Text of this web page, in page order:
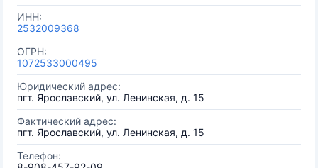
ИНН:
2532009368
ОГРН:
1072533000495
Юридический адрес:
пгт. Ярославский, ул. Ленинская, д. 15
Фактический адрес:
пгт. Ярославский, ул. Ленинская, д. 15
Телефон: